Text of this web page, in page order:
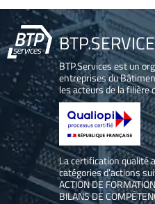
BTP.Services est un
entreprises du
les acteurs de la filière
La certification qualité
catégories d’actions
ACTION DE FORMATION
BILANS DE